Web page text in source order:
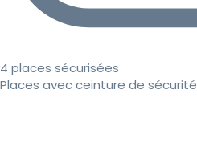
4 places sécurisées
Places avec ceinture de sécurité